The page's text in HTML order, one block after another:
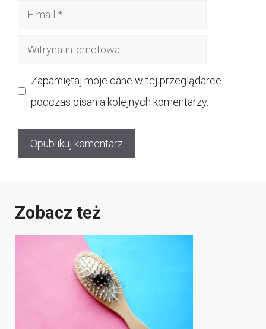
Witryna
Zapamiętaj moje dane w tej przeglądarce
podczas pisania kolejnych komentarzy.
Zobacz też